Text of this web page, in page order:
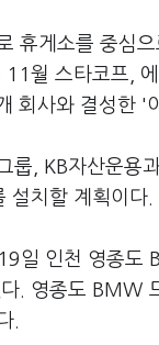
휴게소를 중심
11월 스타코프,
회사와 결성한 '
룹, KB자산운용
치할 계획이다.
일 인천 영종도
. 영종도 BMW
.